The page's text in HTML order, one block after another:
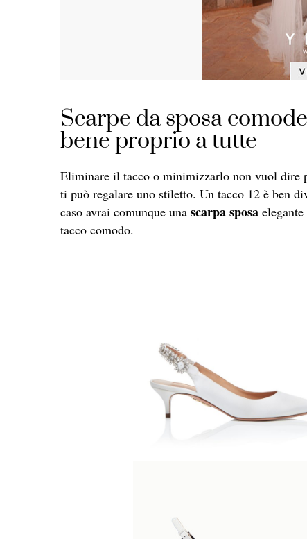
Scarpe da sposa
bene proprio a tutte
Eliminare il tacco o minimizzarlo non vuol dire
ti può regalare uno stiletto. Un tacco 12 è ben
caso avrai comunque una scarpa sposa
tacco comodo.